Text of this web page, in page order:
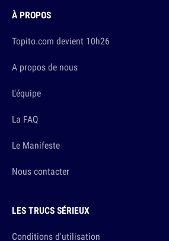
À PROPOS
Topito.com devient 10h26
A propos de nous
L'équipe
La FAQ
Le Manifeste
Nous contacter
LES TRUCS SÉRIEUX
Conditions d'utilisation